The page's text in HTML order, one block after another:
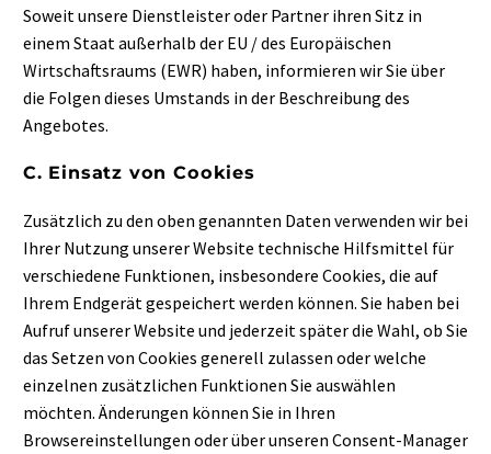
Soweit unsere Dienstleister oder Partner ihren Sitz in
einem Staat außerhalb der EU / des Europäischen
Wirtschaftsraums (EWR) haben, informieren wir Sie über
die Folgen dieses Umstands in der Beschreibung des
Angebotes.
C. Einsatz von Cookies
Zusätzlich zu den oben genannten Daten verwenden wir bei
Ihrer Nutzung unserer Website technische Hilfsmittel für
verschiedene Funktionen, insbesondere Cookies, die auf
Ihrem Endgerät gespeichert werden können. Sie haben bei
Aufruf unserer Website und jederzeit später die Wahl, ob Sie
das Setzen von Cookies generell zulassen oder welche
einzelnen zusätzlichen Funktionen Sie auswählen
möchten. Änderungen können Sie in Ihren
Browsereinstellungen oder über unseren Consent-Manager